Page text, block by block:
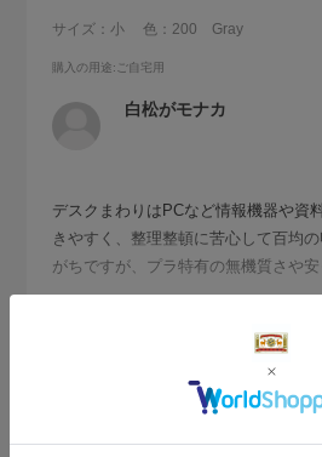
サイズ：小 色：200 Gray
購入の用途:ご自宅用
白松がモナカ
デスクまわりはPCなど情報機器や資
きやすく、整理整頓に苦心して百均
がちですが、プラ特有の無機質さや
が溜まってくる。
このサイズはペンスタンドに最適。
らかく、見た目も落ち着いた色でデ